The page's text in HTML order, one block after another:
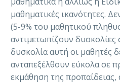
μαθηματικές ικανότητες.
(5-9% του μαθητικού
αντιμετωπίζουν
δυσκολία αυτή οι μαθητές
ανταπεξέλθουν εύκολα σε
εκμάθηση της